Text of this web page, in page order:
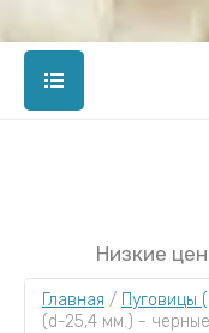
Низкие
Главная / Пуговицы
(d-25,4 мм.) - черные